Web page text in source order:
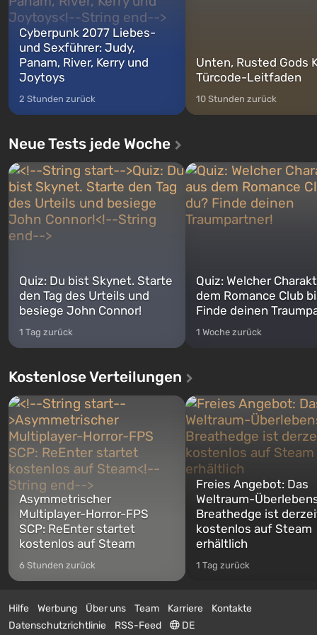
Cyberpunk 2077 Liebes-
und Sexführer: Judy,
Panam, River, Kerry und
Joytoys
2 Stunden zurück
Unten, Rusted Gods
Türcode-Leitfaden
10 Stunden zurück
Neue Tests jede Woche
Quiz: Du bist Skynet. Starte
den Tag des Urteils und
besiege John Connor!
1 Tag zurück
Quiz: Welcher
dem Romance Club
Finde deinen
1 Woche zurück
Kostenlose Verteilungen
Asymmetrischer
Multiplayer-Horror-FPS
SCP: ReEnter startet
kostenlos auf Steam
6 Stunden zurück
Freies Angebot: Das
Weltraum-
Breathedge ist
kostenlos auf Steam
erhältlich
1 Tag zurück
Hilfe Werbung Über uns Team Karriere
Kontakte
Datenschutzrichtlinie
RSS-Feed DE